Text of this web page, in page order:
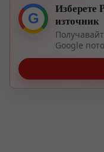
G
Изберете
източник
Google